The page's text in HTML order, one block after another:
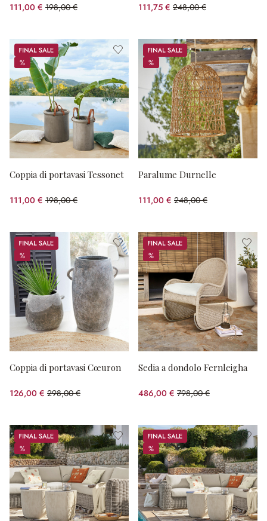
111,00 € 198,00 €
(risparmio 43.94%) 111,75 € 248,00 €
(risparmio 54.94%)
Sale
%
%
Coppia di portavasi Tessonet
111,00 € 198,00 €
(risparmio 43.94%)
Sale
%
%
Paralume Durnelle
111,00 € 248,00 €
(risparmio 55.24%)
Sale
%
%
Coppia di portavasi Cœuron
126,00 € 298,00 €
(risparmio 57.72%)
Sale
%
%
Sedia a dondolo Fernleigha
486,00 € 798,00 €
(risparmio 39.1%)
Sale
%
%
Sale
%
%